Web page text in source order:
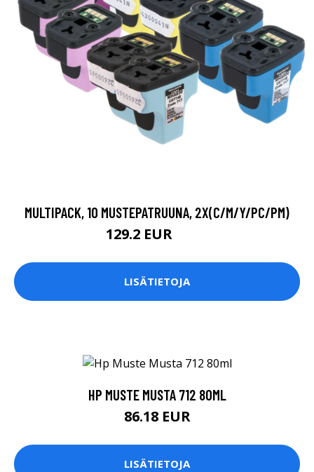
MULTIPACK, 10 MUSTEPATRUUNA, 2X(C/M/Y/PC/PM)
129.2 EUR
LISÄTIETOJA
HP MUSTE MUSTA 712 80ML
86.18 EUR
LISÄTIETOJA